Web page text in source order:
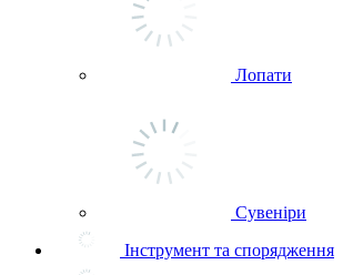
Лопати
Сувеніри
Інструмент та спорядження